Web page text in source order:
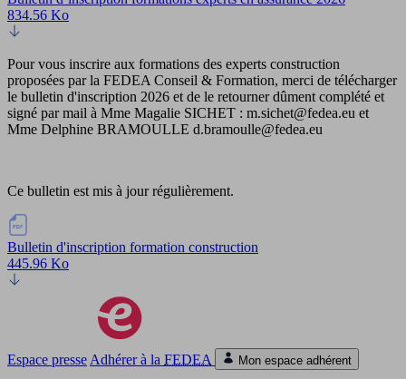
834.56 Ko
Pour vous inscrire aux formations des experts construction
proposées par la FEDEA Conseil & Formation, merci de télécharger
le bulletin d'inscription 2026 et de le retourner dûment complété et
signé par mail à Mme Magalie SICHET : m.sichet@fedea.eu et
Mme Delphine BRAMOULLE d.bramoulle@fedea.eu
Ce bulletin est mis à jour régulièrement.
Bulletin d'inscription formation construction
445.96 Ko
Espace presse Adhérer à la FEDEA Mon espace adhérent